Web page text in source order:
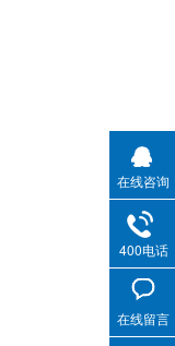
在线咨询
400电话
在线留言